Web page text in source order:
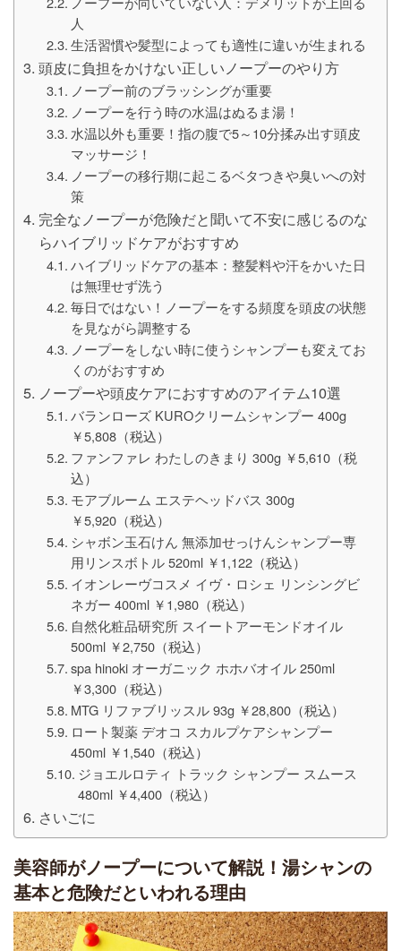
人
生活習慣や髪型によっても適性に違いが生まれる
頭皮に負担をかけない正しいノープーのやり方
ノープー前のブラッシングが重要
ノープーを行う時の水温はぬるま湯！
水温以外も重要！指の腹で5～10分揉み出す頭皮
マッサージ！
ノープーの移行期に起こるベタつきや臭いへの対
策
完全なノープーが危険だと聞いて不安に感じるのな
らハイブリッドケアがおすすめ
ハイブリッドケアの基本：整髪料や汗をかいた日
は無理せず洗う
毎日ではない！ノープーをする頻度を頭皮の状態
を見ながら調整する
ノープーをしない時に使うシャンプーも変えてお
くのがおすすめ
ノープーや頭皮ケアにおすすめのアイテム10選
バランローズ KUROクリームシャンプー 400g
￥5,808（税込）
ファンファレ わたしのきまり 300g ￥5,610（税
込）
モアブルーム エステヘッドバス 300g
￥5,920（税込）
シャボン玉石けん 無添加せっけんシャンプー専
用リンスボトル 520ml ￥1,122（税込）
イオンレーヴコスメ イヴ・ロシェ リンシングビ
ネガー 400ml ￥1,980（税込）
自然化粧品研究所 スイートアーモンドオイル
500ml ￥2,750（税込）
spa hinoki オーガニック ホホバオイル 250ml
￥3,300（税込）
MTG リファブリッスル 93g ￥28,800（税込）
ロート製薬 デオコ スカルプケアシャンプー
450ml ￥1,540（税込）
ジョエルロティ トラック シャンプー スムース
480ml ￥4,400（税込）
さいごに
美容師がノープーについて解説！湯シャンの
基本と危険だといわれる理由